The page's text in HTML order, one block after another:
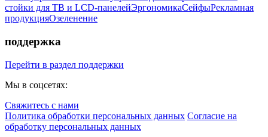
стойки для ТВ и LCD-панелейЭргономикаСейфыРекламная
продукцияОзеленение
поддержка
Перейти в раздел поддержки
Мы в соцсетях:
Свяжитесь с нами
Политика обработки персональных данных Согласие на
обработку персональных данных